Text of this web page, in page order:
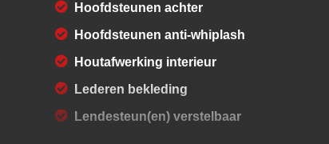
Hoofdsteunen achter
Hoofdsteunen anti-whiplash
Houtafwerking interieur
Lederen bekleding
Lendesteun(en) verstelbaar